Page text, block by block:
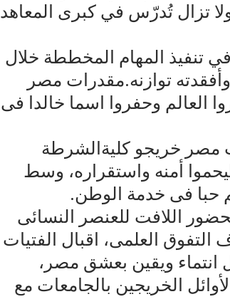
تزال تُدرّس في كبرى المعاهد
في تنفيذ المهام المخططة خلال
توازنه.مقدرات مصر
العالم وحفروا اسما خالدا فى
مصر خريجو كليةالشرطة
أمنه واستقراره، وسط
حبا فى خدمة الوطن.
اللافت للعنصر النسائى
التفوق العلمى، اقبال الفتيات
ويقين بعشق مصر،
الخريجين بالجامعات مع